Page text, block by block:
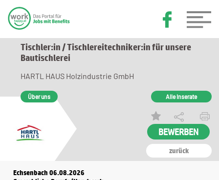
Tischler:in / Tischlereitechniker:in für unsere
Bautischlerei
zurück
HARTL HAUS Holzindustrie GmbH
Über uns Alle Inserate
Echsenbach 06.08.2026